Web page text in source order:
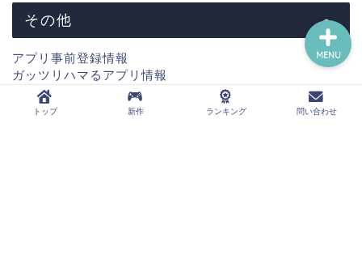
その他
アプリ事前登録情報
ガッツリハマるアプリ情報
新作情報
コラボ情報
トップ 新作 ランキング 問い合わせ
MENU